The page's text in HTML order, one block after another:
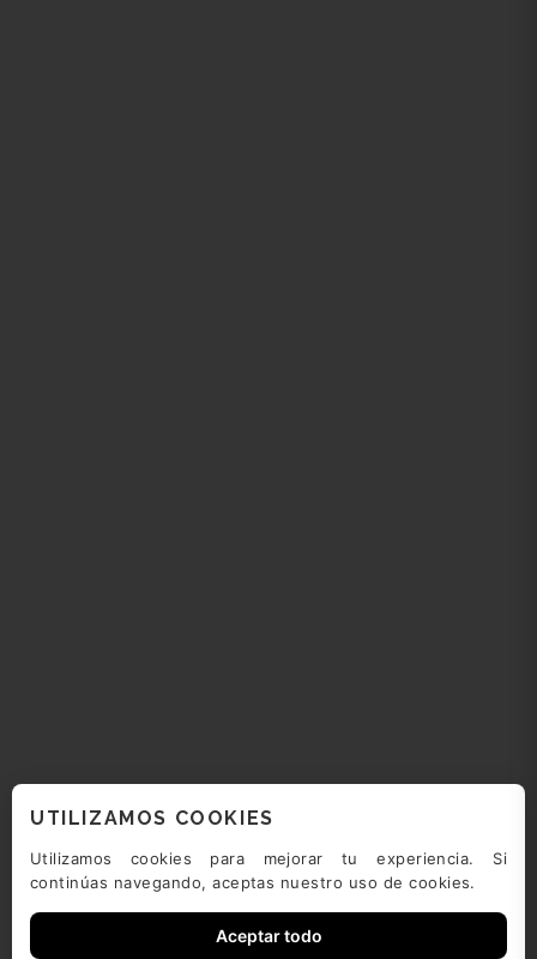
UTILIZAMOS COOKIES
Utilizamos cookies para mejorar tu experiencia. Si
continúas navegando, aceptas nuestro uso de cookies.
Aceptar todo